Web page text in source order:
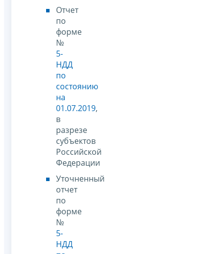
Отчет
по
форме
№
5-
НДД
по
состоянию
на
01.07.2019,
в
разрезе
субъектов
Российской
Федерации
Уточненный
отчет
по
форме
№
5-
НДД